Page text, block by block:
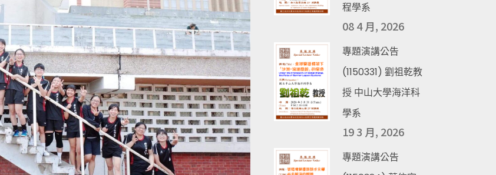
程學系
08 4 月, 2026
專題演講公告
(1150331) 劉祖乾教
授 中山大學海洋科
學系
19 3 月, 2026
專題演講公告